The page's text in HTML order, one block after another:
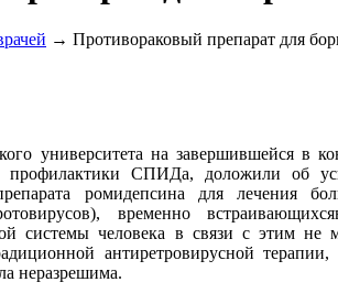
→ Противораковый препарат для
университета на завершившейся
СПИДа, доложили об
препарата ромидепсина для
временно
системы человека в связи с этим не
антиретровирусной
неразрешима.